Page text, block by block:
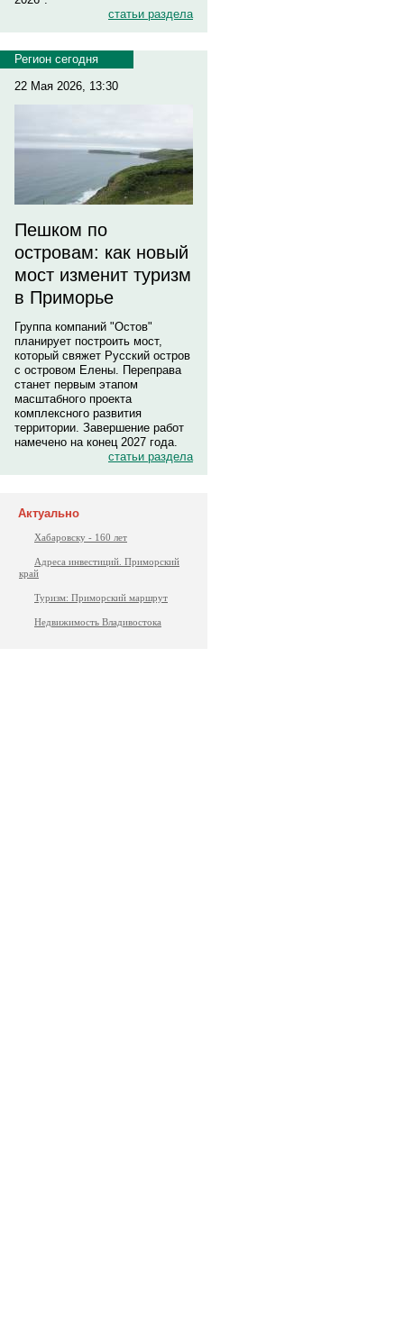
статьи раздела
Регион сегодня
22 Мая 2026, 13:30
Пешком по
островам: как новый
мост изменит туризм
в Приморье
Группа компаний "Остов"
планирует построить мост,
который свяжет Русский остров
с островом Елены. Переправа
станет первым этапом
масштабного проекта
комплексного развития
территории. Завершение работ
намечено на конец 2027 года.
статьи раздела
Актуально
Хабаровску - 160 лет
Адреса инвестиций. Приморский
край
Туризм: Приморский маршрут
Недвижимость Владивостока